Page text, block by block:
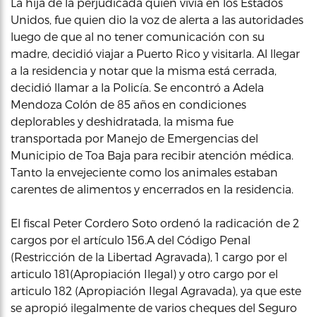
Unidos, fue quien dio la voz de alerta a las autoridades
luego de que al no tener comunicación con su
madre, decidió viajar a Puerto Rico y visitarla. Al llegar
a la residencia y notar que la misma está cerrada,
decidió llamar a la Policía. Se encontró a Adela
Mendoza Colón de 85 años en condiciones
deplorables y deshidratada, la misma fue
transportada por Manejo de Emergencias del
Municipio de Toa Baja para recibir atención médica.
Tanto la envejeciente como los animales estaban
carentes de alimentos y encerrados en la residencia.
El fiscal Peter Cordero Soto ordenó la radicación de 2
cargos por el artículo 156.A del Código Penal
(Restricción de la Libertad Agravada), 1 cargo por el
articulo 181(Apropiación Ilegal) y otro cargo por el
articulo 182 (Apropiación Ilegal Agravada), ya que este
se apropió ilegalmente de varios cheques del Seguro